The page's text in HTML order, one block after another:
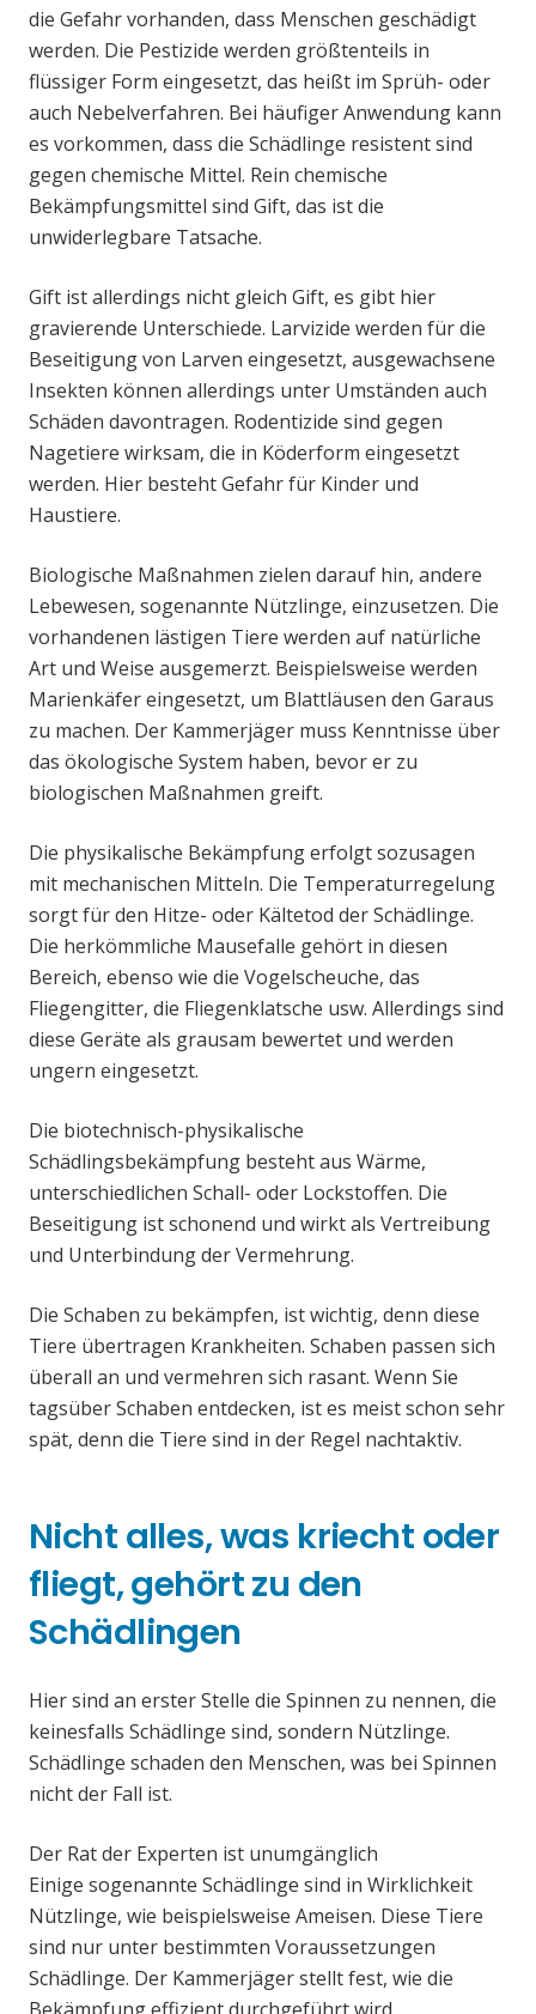
die Gefahr vorhanden, dass Menschen geschädigt
werden. Die Pestizide werden größtenteils in
flüssiger Form eingesetzt, das heißt im Sprüh- oder
auch Nebelverfahren. Bei häufiger Anwendung kann
es vorkommen, dass die Schädlinge resistent sind
gegen chemische Mittel. Rein chemische
Bekämpfungsmittel sind Gift, das ist die
unwiderlegbare Tatsache.
Gift ist allerdings nicht gleich Gift, es gibt hier
gravierende Unterschiede. Larvizide werden für die
Beseitigung von Larven eingesetzt, ausgewachsene
Insekten können allerdings unter Umständen auch
Schäden davontragen. Rodentizide sind gegen
Nagetiere wirksam, die in Köderform eingesetzt
werden. Hier besteht Gefahr für Kinder und
Haustiere.
Biologische Maßnahmen zielen darauf hin, andere
Lebewesen, sogenannte Nützlinge, einzusetzen. Die
vorhandenen lästigen Tiere werden auf natürliche
Art und Weise ausgemerzt. Beispielsweise werden
Marienkäfer eingesetzt, um Blattläusen den Garaus
zu machen. Der Kammerjäger muss Kenntnisse über
das ökologische System haben, bevor er zu
biologischen Maßnahmen greift.
Die physikalische Bekämpfung erfolgt sozusagen
mit mechanischen Mitteln. Die Temperaturregelung
sorgt für den Hitze- oder Kältetod der Schädlinge.
Die herkömmliche Mausefalle gehört in diesen
Bereich, ebenso wie die Vogelscheuche, das
Fliegengitter, die Fliegenklatsche usw. Allerdings sind
diese Geräte als grausam bewertet und werden
ungern eingesetzt.
Die biotechnisch-physikalische
Schädlingsbekämpfung besteht aus Wärme,
unterschiedlichen Schall- oder Lockstoffen. Die
Beseitigung ist schonend und wirkt als Vertreibung
und Unterbindung der Vermehrung.
Die Schaben zu bekämpfen, ist wichtig, denn diese
Tiere übertragen Krankheiten. Schaben passen sich
überall an und vermehren sich rasant. Wenn Sie
tagsüber Schaben entdecken, ist es meist schon sehr
spät, denn die Tiere sind in der Regel nachtaktiv.
Nicht alles, was kriecht oder
fliegt, gehört zu den
Schädlingen
Hier sind an erster Stelle die Spinnen zu nennen, die
keinesfalls Schädlinge sind, sondern Nützlinge.
Schädlinge schaden den Menschen, was bei Spinnen
nicht der Fall ist.
Der Rat der Experten ist unumgänglich
Einige sogenannte Schädlinge sind in Wirklichkeit
Nützlinge, wie beispielsweise Ameisen. Diese Tiere
sind nur unter bestimmten Voraussetzungen
Schädlinge. Der Kammerjäger stellt fest, wie die